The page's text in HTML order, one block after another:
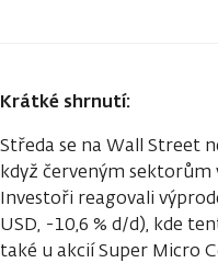
Krátké shrnutí:
Středa se na Wall Street
když červeným sektorům
Investoři reagovali
USD, -10,6 % d/d), kde
také u akcií Super Micro